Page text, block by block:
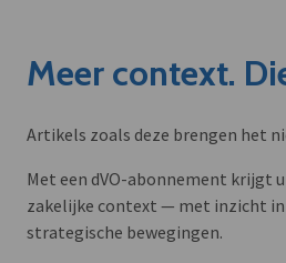
Meer context.
Artikels zoals deze brengen het
Met een dVO-abonnement krijgt
zakelijke context — met inzicht in
strategische bewegingen.